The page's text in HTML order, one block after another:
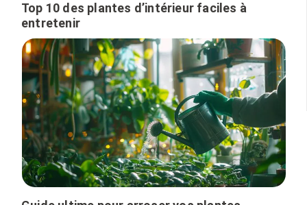
Top 10 des plantes d’intérieur faciles à
entretenir